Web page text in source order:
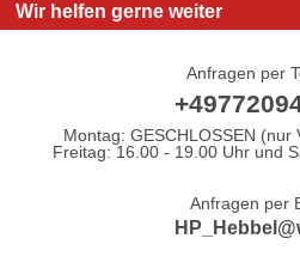
Wir helfen gerne weiter
Anfragen per
Montag: GESCHLOSSEN (nur
Freitag: 16.00 - 19.00 Uhr und
Anfragen per